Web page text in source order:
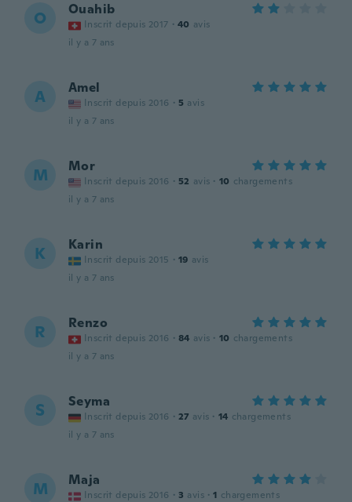
O Ouahib
Inscrit depuis 2017 · 40 avis
il y a 7 ans
A Amel
Inscrit depuis 2016 · 5 avis
il y a 7 ans
M Mor
Inscrit depuis 2016 · 52 avis · 10 chargements
il y a 7 ans
K Karin
Inscrit depuis 2015 · 19 avis
il y a 7 ans
R Renzo
Inscrit depuis 2016 · 84 avis · 10 chargements
il y a 7 ans
S Seyma
Inscrit depuis 2016 · 27 avis · 14 chargements
il y a 7 ans
M Maja
Inscrit depuis 2016 · 3 avis · 1 chargements